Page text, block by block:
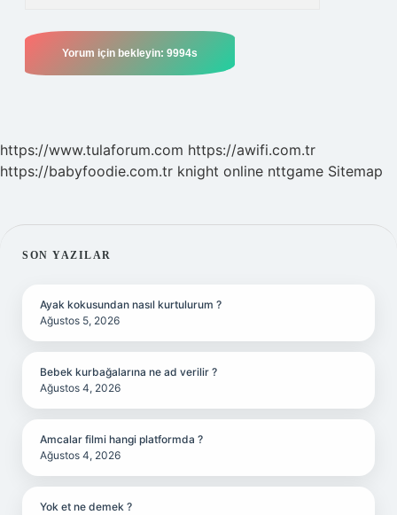
https://www.tulaforum.com https://awifi.com.tr
https://babyfoodie.com.tr knight online nttgame Sitemap
SIDEBAR
SON YAZILAR
Ayak kokusundan nasıl kurtulurum ?
Ağustos 5, 2026
Bebek kurbağalarına ne ad verilir ?
Ağustos 4, 2026
Amcalar filmi hangi platformda ?
Ağustos 4, 2026
Yok et ne demek ?